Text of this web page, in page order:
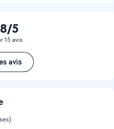
5
15 avis
avis